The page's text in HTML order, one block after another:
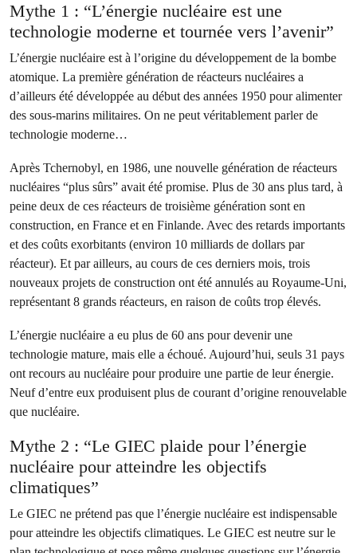
Mythe 1 : “L’énergie nucléaire est une
technologie moderne et tournée vers l’avenir”
L’énergie nucléaire est à l’origine du développement de la bombe
atomique. La première génération de réacteurs nucléaires a
d’ailleurs été développée au début des années 1950 pour alimenter
des sous-marins militaires. On ne peut véritablement parler de
technologie moderne…
Après Tchernobyl, en 1986, une nouvelle génération de réacteurs
nucléaires “plus sûrs” avait été promise. Plus de 30 ans plus tard, à
peine deux de ces réacteurs de troisième génération sont en
construction, en France et en Finlande. Avec des retards importants
et des coûts exorbitants (environ 10 milliards de dollars par
réacteur). Et par ailleurs, au cours de ces derniers mois, trois
nouveaux projets de construction ont été annulés au Royaume-Uni,
représentant 8 grands réacteurs, en raison de coûts trop élevés.
L’énergie nucléaire a eu plus de 60 ans pour devenir une
technologie mature, mais elle a échoué. Aujourd’hui, seuls 31 pays
ont recours au nucléaire pour produire une partie de leur énergie.
Neuf d’entre eux produisent plus de courant d’origine renouvelable
que nucléaire.
Mythe 2 : “Le GIEC plaide pour l’énergie
nucléaire pour atteindre les objectifs
climatiques”
Le GIEC ne prétend pas que l’énergie nucléaire est indispensable
pour atteindre les objectifs climatiques. Le GIEC est neutre sur le